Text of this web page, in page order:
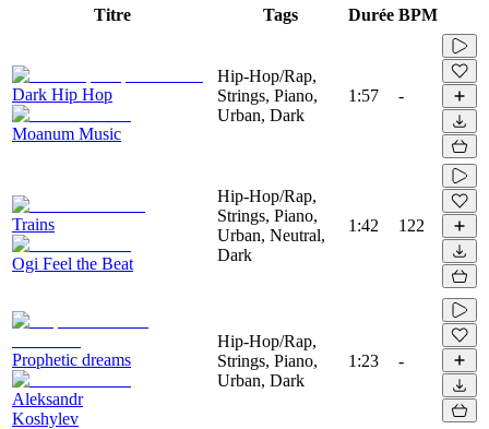
Titre Tags Durée BPM
Dark Hip Hop
Moanum Music
Hip-Hop/Rap,
Strings, Piano,
Urban, Dark
1:57 -
Trains
Ogi Feel the Beat
Hip-Hop/Rap,
Strings, Piano,
Urban, Neutral,
Dark
1:42 122
Prophetic dreams
Aleksandr
Koshylev
Hip-Hop/Rap,
Strings, Piano,
Urban, Dark
1:23 -